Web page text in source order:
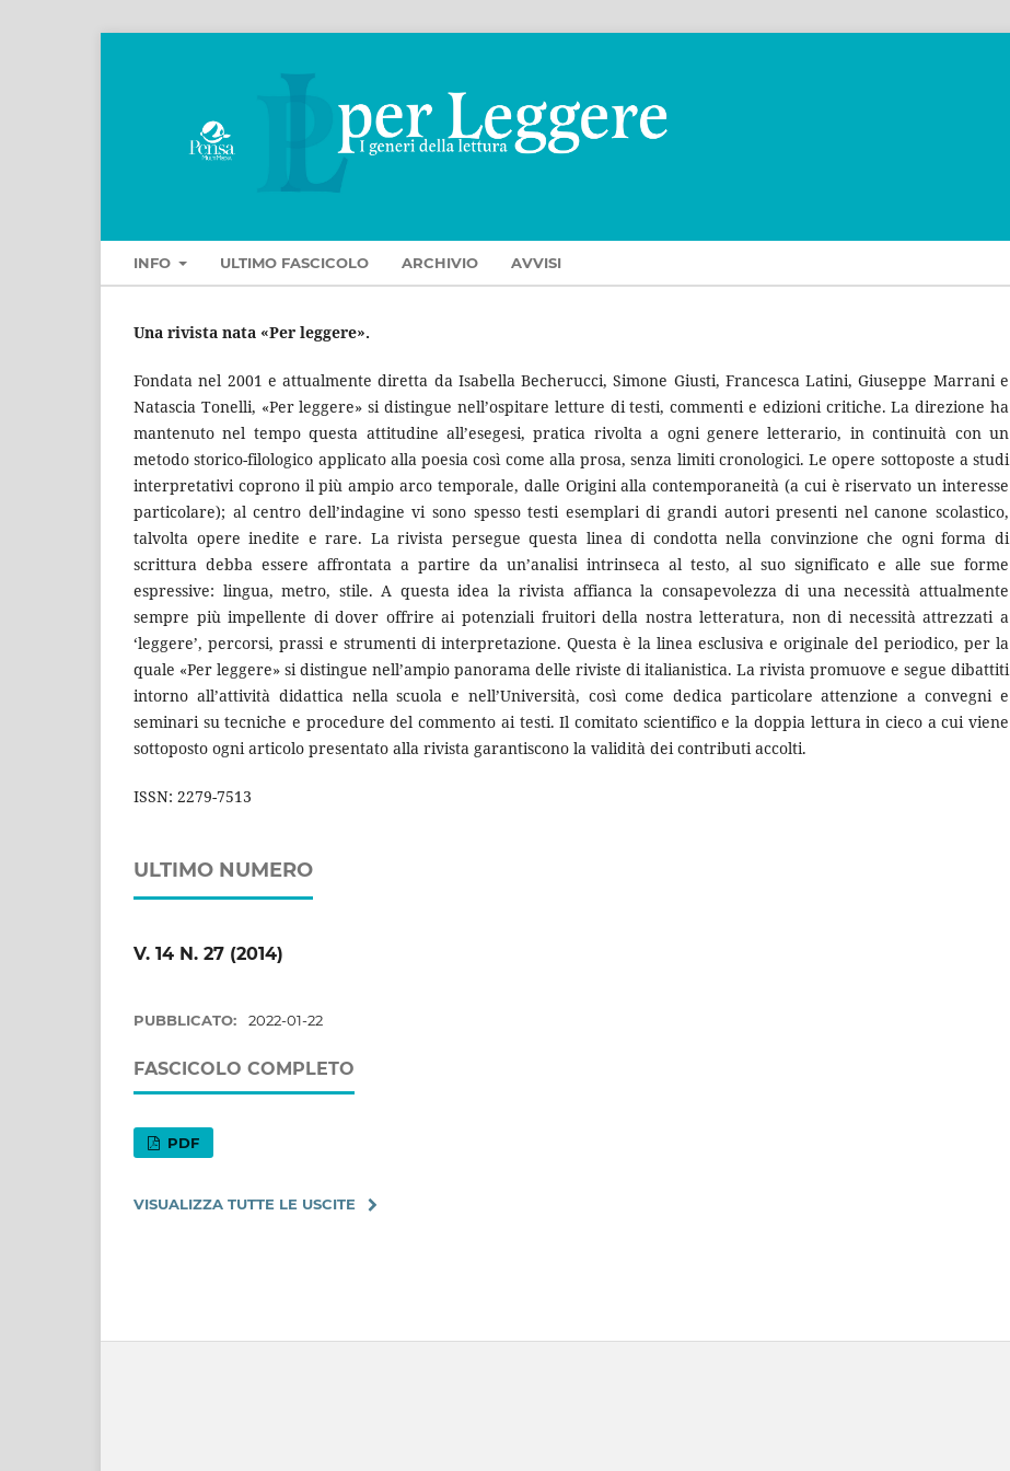
INFO ULTIMO FASCICOLO ARCHIVIO AVVISI
Una rivista nata «Per leggere».
Fondata nel 2001 e attualmente diretta da Isabella Becherucci, Simone Giusti, Francesca Latini, Giuseppe Marrani e
Natascia Tonelli, «Per leggere» si distingue nell’ospitare letture di testi, commenti e edizioni critiche. La direzione ha
mantenuto nel tempo questa attitudine all’esegesi, pratica rivolta a ogni genere letterario, in continuità con un
metodo storico-filologico applicato alla poesia così come alla prosa, senza limiti cronologici. Le opere sottoposte a studi
interpretativi coprono il più ampio arco temporale, dalle Origini alla contemporaneità (a cui è riservato un interesse
particolare); al centro dell’indagine vi sono spesso testi esemplari di grandi autori presenti nel canone scolastico,
talvolta opere inedite e rare. La rivista persegue questa linea di condotta nella convinzione che ogni forma di
scrittura debba essere affrontata a partire da un’analisi intrinseca al testo, al suo significato e alle sue forme
espressive: lingua, metro, stile. A questa idea la rivista affianca la consapevolezza di una necessità attualmente
sempre più impellente di dover offrire ai potenziali fruitori della nostra letteratura, non di necessità attrezzati a
‘leggere’, percorsi, prassi e strumenti di interpretazione. Questa è la linea esclusiva e originale del periodico, per la
quale «Per leggere» si distingue nell’ampio panorama delle riviste di italianistica. La rivista promuove e segue dibattiti
intorno all’attività didattica nella scuola e nell’Università, così come dedica particolare attenzione a convegni e
seminari su tecniche e procedure del commento ai testi. Il comitato scientifico e la doppia lettura in cieco a cui viene
sottoposto ogni articolo presentato alla rivista garantiscono la validità dei contributi accolti.
ISSN: 2279-7513
ULTIMO NUMERO
V. 14 N. 27 (2014)
PUBBLICATO: 2022-01-22
FASCICOLO COMPLETO
PDF
VISUALIZZA TUTTE LE USCITE